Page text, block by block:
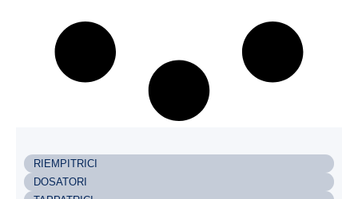
RIEMPITRICI
DOSATORI